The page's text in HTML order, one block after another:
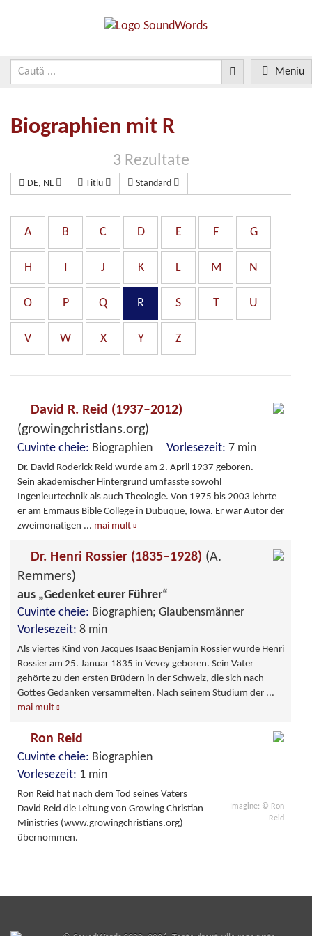
Meniu
Biographien mit R
3 Rezultate
DE, NL Titlu Standard
A B C D E F G
H I J K L M N
O P Q R S T U
V W X Y Z
David R. Reid (1937–2012)
(growingchristians.org)
Cuvinte cheie: Biographien Vorlesezeit: 7 min
Dr. David Roderick Reid wurde am 2. April 1937 geboren.
Sein akademischer Hintergrund umfasste sowohl
Ingenieurtechnik als auch Theologie. Von 1975 bis 2003 lehrte
er am Emmaus Bible College in Dubuque, Iowa. Er war Autor der
zweimonatigen ... mai mult
Dr. Henri Rossier (1835–1928) (A.
Remmers)
aus „Gedenket eurer Führer“
Cuvinte cheie: Biographien; Glaubensmänner
Vorlesezeit: 8 min
Als viertes Kind von Jacques Isaac Benjamin Rossier wurde Henri
Rossier am 25. Januar 1835 in Vevey geboren. Sein Vater
gehörte zu den ersten Brüdern in der Schweiz, die sich nach
Gottes Gedanken versammelten. Nach seinem Studium der ...
mai mult
Imagine: © Ron
Reid
Ron Reid
Cuvinte cheie: Biographien
Vorlesezeit: 1 min
Ron Reid hat nach dem Tod seines Vaters
David Reid die Leitung von Growing Christian
Ministries (www.growingchristians.org)
übernommen.